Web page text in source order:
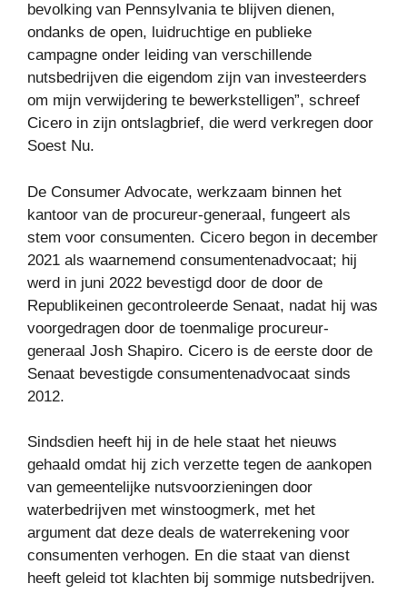
bevolking van Pennsylvania te blijven dienen,
ondanks de open, luidruchtige en publieke
campagne onder leiding van verschillende
nutsbedrijven die eigendom zijn van investeerders
om mijn verwijdering te bewerkstelligen”, schreef
Cicero in zijn ontslagbrief, die werd verkregen door
Soest Nu.
De Consumer Advocate, werkzaam binnen het
kantoor van de procureur-generaal, fungeert als
stem voor consumenten. Cicero begon in december
2021 als waarnemend consumentenadvocaat; hij
werd in juni 2022 bevestigd door de door de
Republikeinen gecontroleerde Senaat, nadat hij was
voorgedragen door de toenmalige procureur-
generaal Josh Shapiro. Cicero is de eerste door de
Senaat bevestigde consumentenadvocaat sinds
2012.
Sindsdien heeft hij in de hele staat het nieuws
gehaald omdat hij zich verzette tegen de aankopen
van gemeentelijke nutsvoorzieningen door
waterbedrijven met winstoogmerk, met het
argument dat deze deals de waterrekening voor
consumenten verhogen. En die staat van dienst
heeft geleid tot klachten bij sommige nutsbedrijven.